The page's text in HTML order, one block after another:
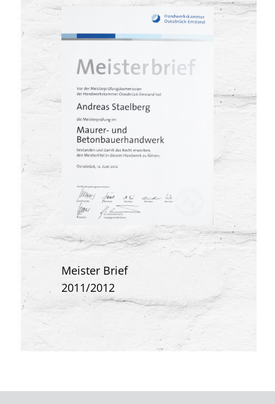
Meister Brief
2011/2012